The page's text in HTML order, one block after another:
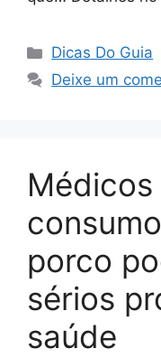
Categorias
Dicas Do Guia
Deixe um
porco
sérios
saúde